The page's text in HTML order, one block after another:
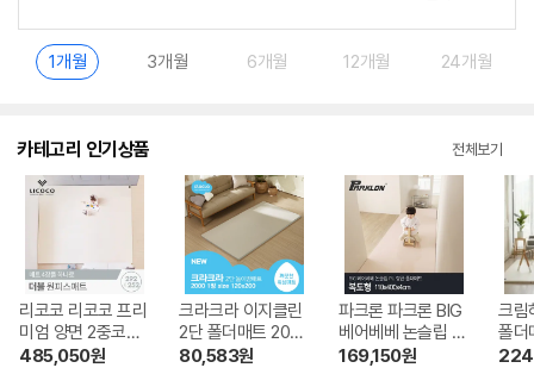
1개월 3개월 6개월 12개월 24개월
카테고리 인기상품 전체보기
리코코 리코코 프리
미엄 양면 2중코팅
더블 원피스매트 2
485,050원
크라크라 이지클린
2단 폴더매트 2000
200x120x4cm
80,583원
파크론 파크론 BIG
베어베베 논슬립 P
U 항균 폴더매트 복
169,150원
크림
폴더